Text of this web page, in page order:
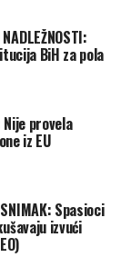
BiH za pola
Nije provela
iz EU
SNIMAK: Spasioci
izvući